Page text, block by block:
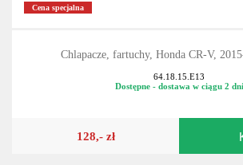
Cena specjalna
Chlapacze, fartuchy, Honda CR-V,
64.18.15.E13
Dostępne - dostawa w ciągu 2 dni
128,- zł